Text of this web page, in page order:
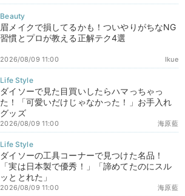
眉メイクで損してるかも！ついやりがちなNG
習慣とプロが教える正解テク4選
Ikue
2026/08/09 11:00
ダイソーで見た目買いしたらハマっちゃっ
た！「可愛いだけじゃなかった！」お手入れ
グッズ
海原藍
2026/08/09 11:00
ダイソーの工具コーナーで見つけた名品！
「実は日本製で優秀！」「諦めてたのにスル
ッととれた」
海原藍
2026/08/09 11:00